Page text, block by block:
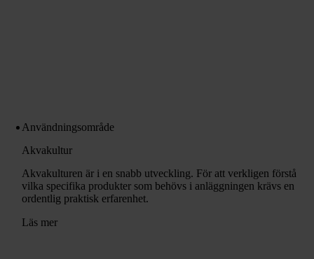
Användningsområde
Akvakultur
Akvakulturen är i en snabb utveckling. För att verkligen förstå
vilka specifika produkter som behövs i anläggningen krävs en
ordentlig praktisk erfarenhet.
Läs mer